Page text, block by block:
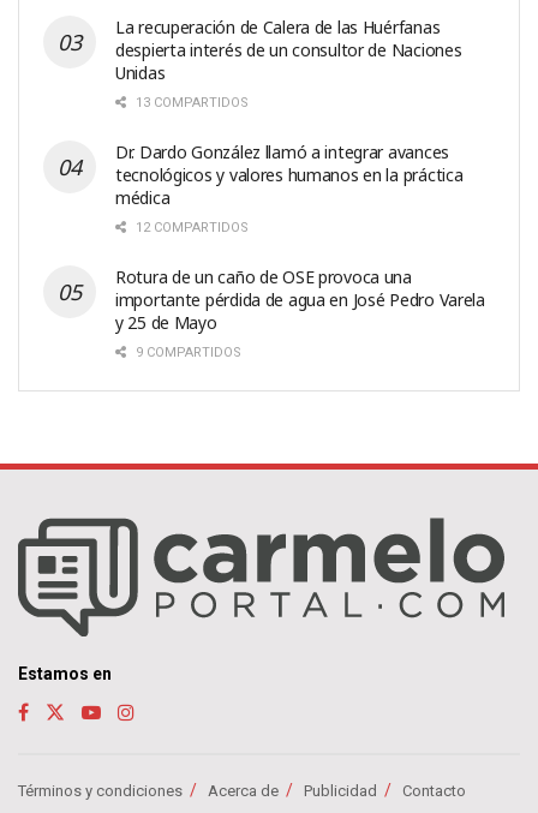
La recuperación de Calera de las Huérfanas
despierta interés de un consultor de Naciones
Unidas
13 COMPARTIDOS
Dr. Dardo González llamó a integrar avances
tecnológicos y valores humanos en la práctica
médica
12 COMPARTIDOS
Rotura de un caño de OSE provoca una
importante pérdida de agua en José Pedro Varela
y 25 de Mayo
9 COMPARTIDOS
Estamos en
Términos y condiciones Acerca de Publicidad Contacto